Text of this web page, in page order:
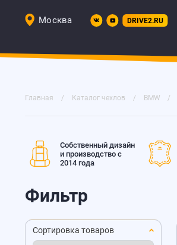
Москва DRIVE2.RU
Главная Каталог чехлов BMW
Собственный дизайн
и производство с
2014 года
Фильтр
Сортировка товаров